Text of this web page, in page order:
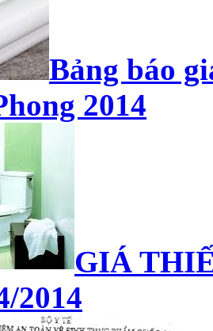
Bảng báo
2014
GIÁ
2014